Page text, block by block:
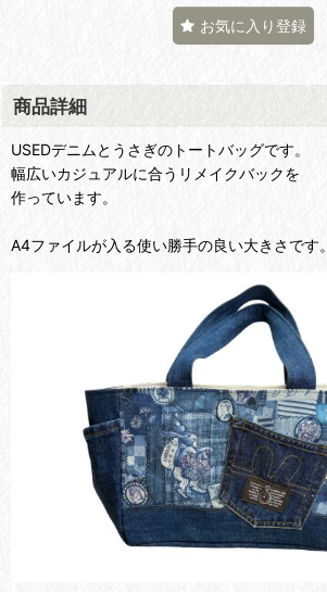
お気に入り登録
商品詳細
USEDデニムとうさぎのトートバッグです。
幅広いカジュアルに合うリメイクバックを
作っています。
A4ファイルが入る使い勝手の良い大きさです。